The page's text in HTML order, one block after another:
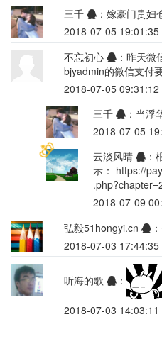
三千
：嫁豪门贵妇
2018-07-05 19:01:35
不忘初心
：昨天微
bjyadmin的微信支付
2018-07-05 09:31:12
三千
：当浮
2018-07-05
云淡风晴
：
示： https://
2018-07-09
弘毅51hongyi.cn
2018-07-03 17:44:35
听海的歌 ：
2018-07-03 14:03:11